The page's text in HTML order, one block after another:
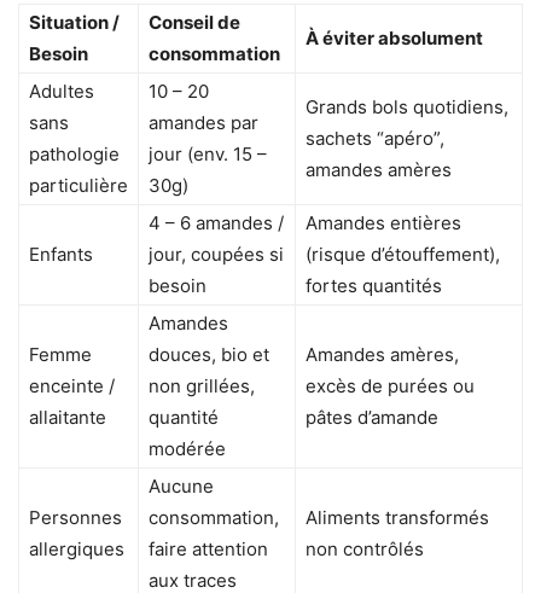
Situation /
Besoin
Conseil de
consommation
À éviter absolument
Adultes
sans
pathologie
particulière
10 – 20
amandes par
jour (env. 15 –
30g)
Grands bols quotidiens,
sachets “apéro”,
amandes amères
Enfants
4 – 6 amandes /
jour, coupées si
besoin
Amandes entières
(risque d’étouffement),
fortes quantités
Femme
enceinte /
allaitante
Amandes
douces, bio et
non grillées,
quantité
modérée
Amandes amères,
excès de purées ou
pâtes d’amande
Personnes
allergiques
Aucune
consommation,
faire attention
aux traces
Aliments transformés
non contrôlés